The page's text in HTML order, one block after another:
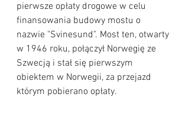
pierwsze opłaty drogowe w celu
finansowania budowy mostu o
nazwie "Svinesund". Most ten, otwarty
w 1946 roku, połączył Norwegię ze
Szwecją i stał się pierwszym
obiektem w Norwegii, za przejazd
którym pobierano opłaty.